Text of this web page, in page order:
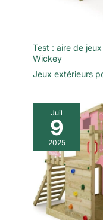
Test : aire de
Wickey
Jeux extérieurs
Juil
9
2025